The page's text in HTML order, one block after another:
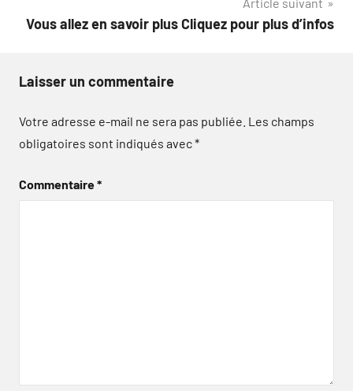
Vous allez en savoir plus Cliquez pour plus d’infos
Laisser un commentaire
Votre adresse e-mail ne sera pas publiée. Les champs
obligatoires sont indiqués avec*
Commentaire*